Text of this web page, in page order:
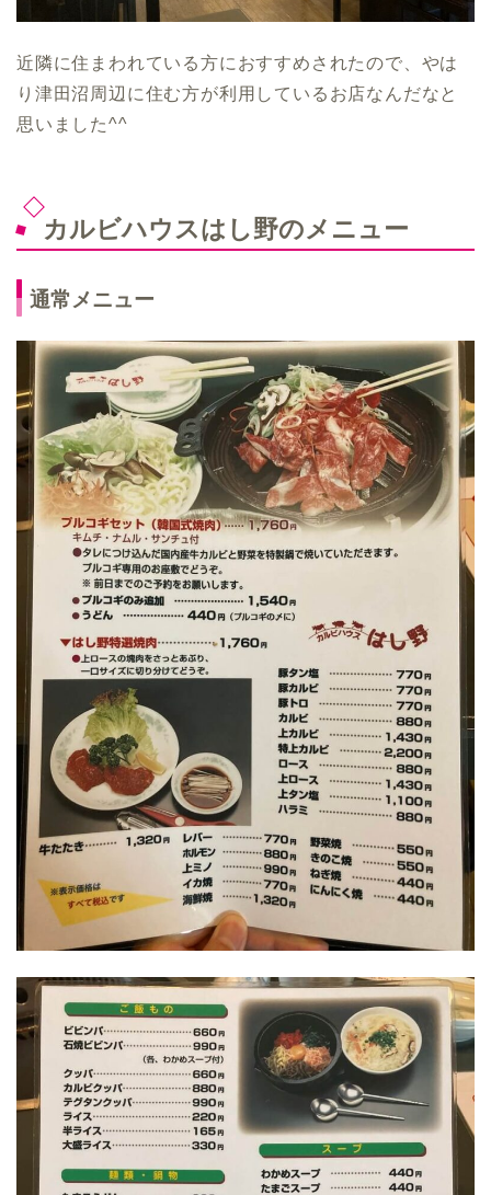
近隣に住まわれている方におすすめされたので、やは
り津田沼周辺に住む方が利用しているお店なんだなと
思いました^^
カルビハウスはし野のメニュー
通常メニュー